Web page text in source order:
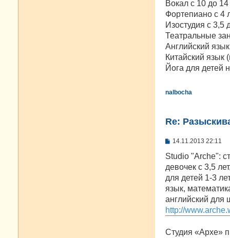
Вокал с 10 до 14
Фортепиано с 4
Изостудия с 3,5
Театральные
Английский
Китайский язык
Йога для детей
nalbocha
Re:
С
о
щ
е
и
е
14.11.2013 22:11
Studio "Arche":
девочек с 3,5
для детей 1-3
язык,
английский для
http://
Студия «Архе»